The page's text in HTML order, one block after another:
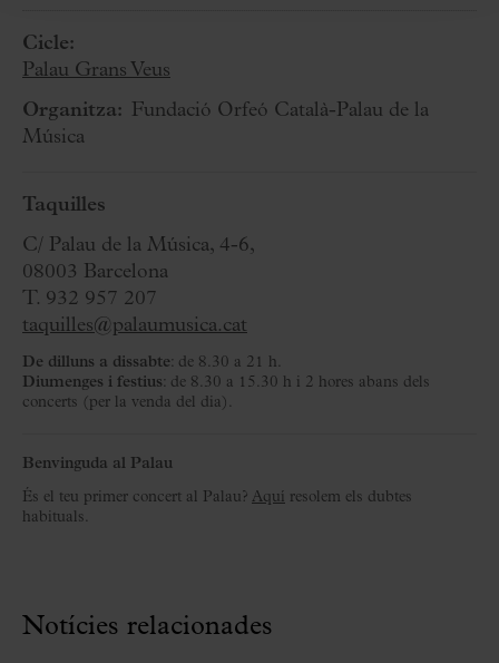
Cicle:
Palau Grans Veus
Organitza: Fundació Orfeó Català-Palau de la
Música
Taquilles
C/ Palau de la Música, 4-6,
08003 Barcelona
T. 932 957 207
taquilles@palaumusica.cat
De dilluns a dissabte: de 8.30 a 21 h.
Diumenges i festius: de 8.30 a 15.30 h i 2 hores abans dels
concerts (per la venda del dia).
Benvinguda al Palau
És el teu primer concert al Palau? Aquí resolem els dubtes
habituals.
Notícies relacionades